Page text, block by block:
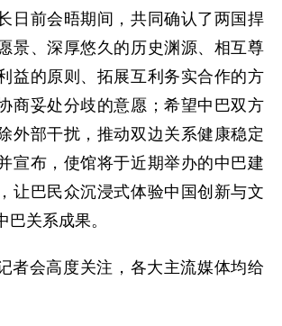
日前会晤期间，共同确认了两国捍
景、深厚悠久的历史渊源、相互尊
益的原则、拓展互利务实合作的方
商妥处分歧的意愿；希望中巴双方
外部干扰，推动双边关系健康稳定
宣布，使馆将于近期举办的中巴建
让巴民众沉浸式体验中国创新与文
巴关系成果。
者会高度关注，各大主流媒体均给